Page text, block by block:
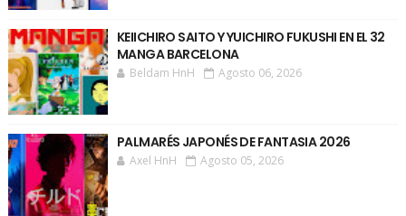
KEIICHIRO SAITO Y YUICHIRO FUKUSHI EN EL 32
MANGA BARCELONA
Beldam HnH Agosto 06, 2026
PALMARÉS JAPONÉS DE FANTASIA 2026
Axel HnH Agosto 05, 2026